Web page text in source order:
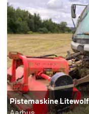
Pistemaskine Litewolf